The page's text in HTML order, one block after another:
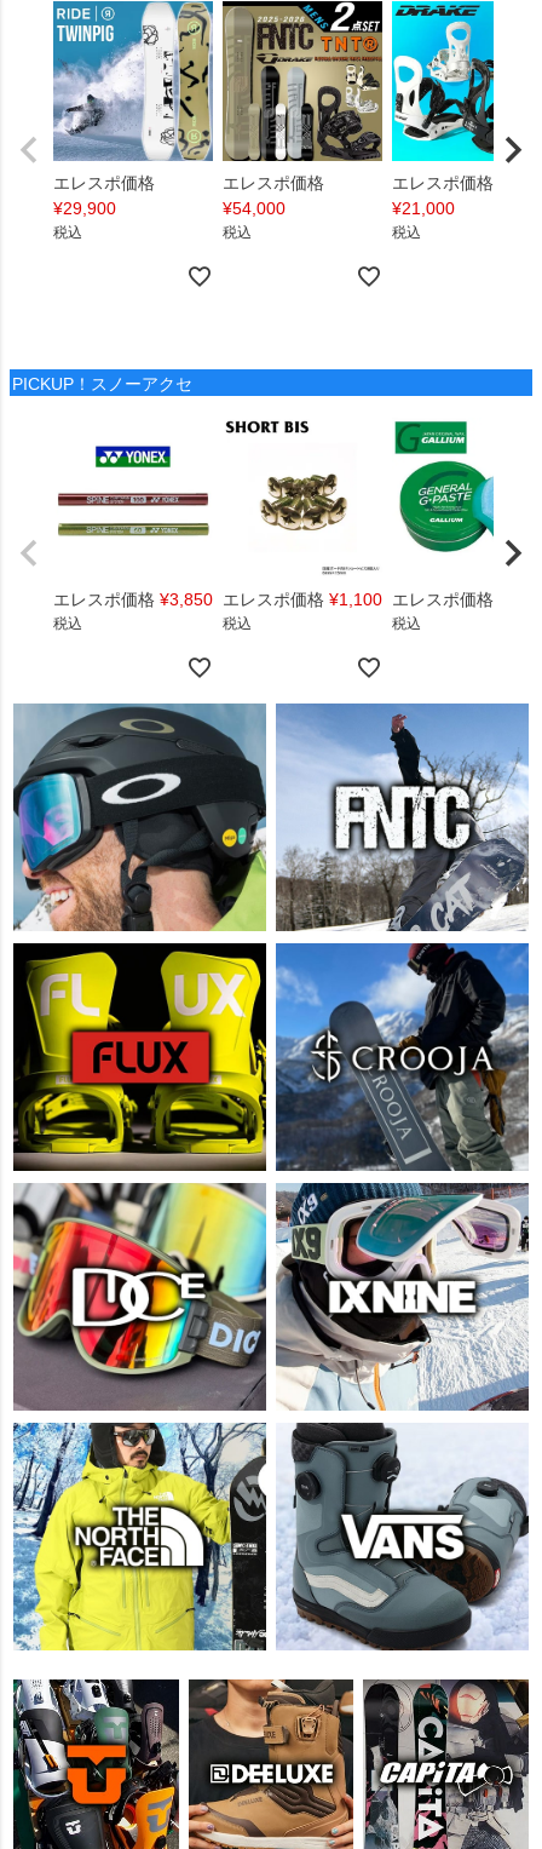
エレスポ価格
¥29,900
税込
エレスポ価格
¥54,000
税込
エレスポ価格
¥21,000
税込
PICKUP！スノーアクセ
エレスポ価格 ¥3,850
税込
エレスポ価格 ¥1,100
税込
エレスポ価格
税込